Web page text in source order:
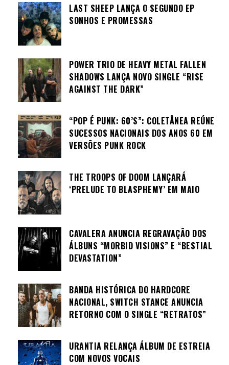
LAST SHEEP LANÇA O SEGUNDO EP
SONHOS E PROMESSAS
POWER TRIO DE HEAVY METAL FALLEN
SHADOWS LANÇA NOVO SINGLE “RISE
AGAINST THE DARK”
“POP É PUNK: 60’S”: COLETÂNEA REÚNE
SUCESSOS NACIONAIS DOS ANOS 60 EM
VERSÕES PUNK ROCK
THE TROOPS OF DOOM LANÇARÁ
‘PRELUDE TO BLASPHEMY’ EM MAIO
CAVALERA ANUNCIA REGRAVAÇÃO DOS
ÁLBUNS “MORBID VISIONS” E “BESTIAL
DEVASTATION”
BANDA HISTÓRICA DO HARDCORE
NACIONAL, SWITCH STANCE ANUNCIA
RETORNO COM O SINGLE “RETRATOS”
URANTIA RELANÇA ÁLBUM DE ESTREIA
COM NOVOS VOCAIS